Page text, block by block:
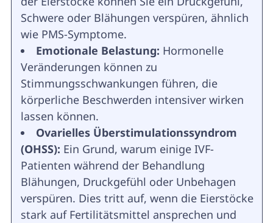
Schwere oder Blähungen verspüren, ähnlich
wie PMS-Symptome.
Emotionale Belastung: Hormonelle
Veränderungen können zu
Stimmungsschwankungen führen, die
körperliche Beschwerden intensiver wirken
lassen können.
Ovarielles Überstimulationssyndrom
(OHSS): Ein Grund, warum einige IVF-
Patienten während der Behandlung
Blähungen, Druckgefühl oder Unbehagen
verspüren. Dies tritt auf, wenn die Eierstöcke
stark auf Fertilitätsmittel ansprechen und